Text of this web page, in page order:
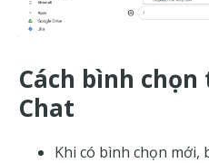
Cách bình
Chat
Khi có bình chọn